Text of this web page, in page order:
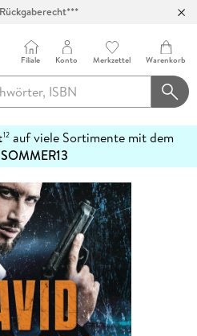
Filiale Konto Merkzettel Warenkorb
12auf viele Sortimente mit dem
SOMMER13